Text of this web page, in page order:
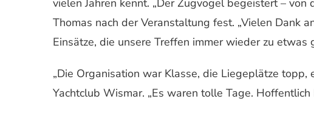
vielen Jahren kennt. „Der Zugvogel begeistert –
Thomas nach der Veranstaltung fest. „Vielen Dank
Einsätze, die unsere Treffen immer wieder zu etwas
„Die Organisation war Klasse, die Liegeplätze topp,
Yachtclub Wismar. „Es waren tolle Tage.